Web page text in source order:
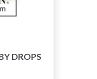
DROPS